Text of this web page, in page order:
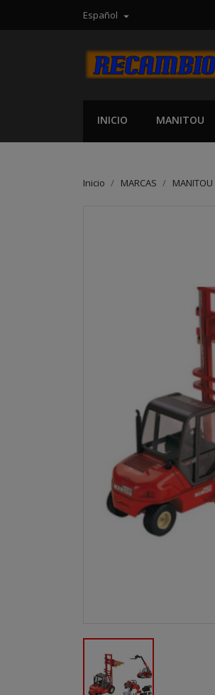
Español 
INICIO MANITOU
Inicio MARCAS MANITOU